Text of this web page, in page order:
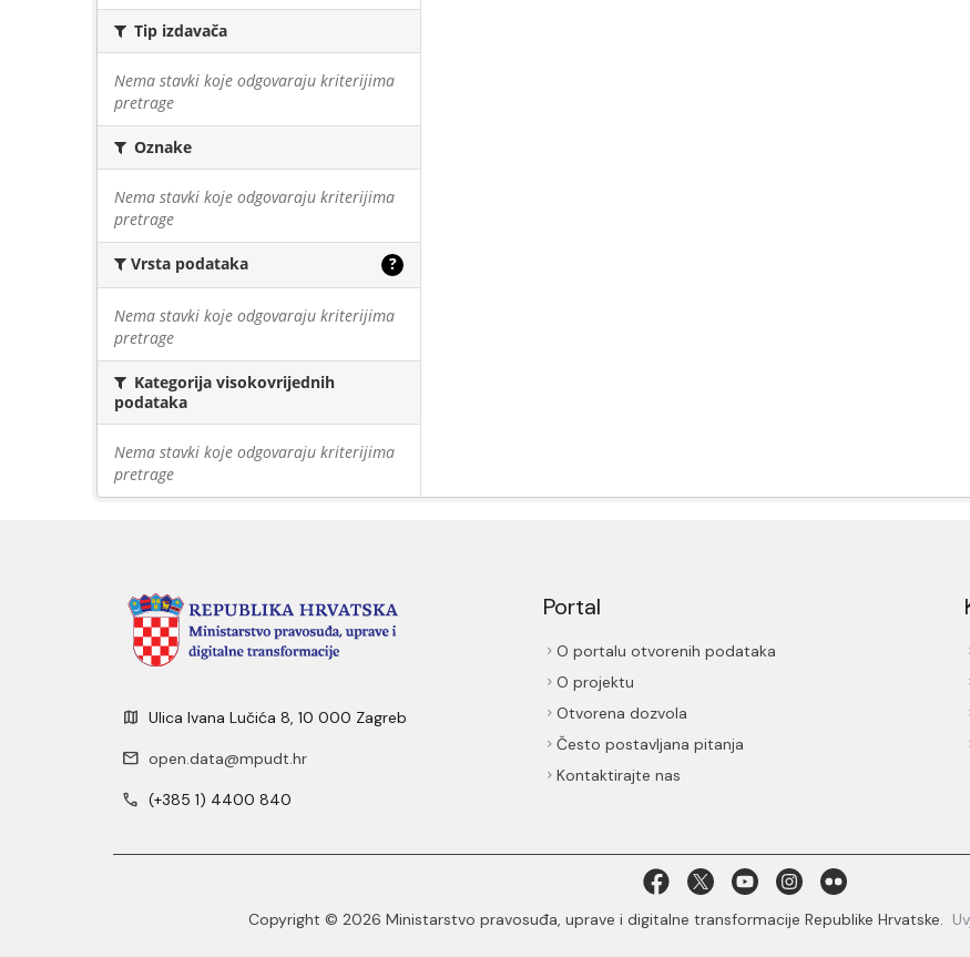
Tip izdavača
Nema stavki koje odgovaraju kriterijima
pretrage
Oznake
Nema stavki koje odgovaraju kriterijima
pretrage
Vrsta podataka ?
Nema stavki koje odgovaraju kriterijima
pretrage
Kategorija visokovrijednih
podataka
Nema stavki koje odgovaraju kriterijima
pretrage